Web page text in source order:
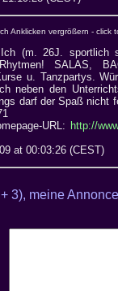
Anklicken vergrößern - click
(m. 26J. sportlich
SALAS,
u. Tanzpartys.
neben den
darf der Spaß nicht
URL: http://
at 00:03:26 (CEST)
3), meine